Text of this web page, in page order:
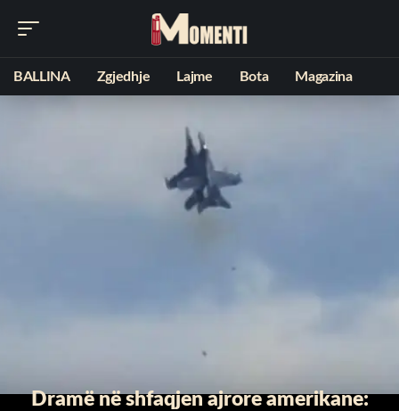
BALLINA Zgjedhje Lajme Bota Magazina
Dramë në shfaqjen ajrore amerikane: